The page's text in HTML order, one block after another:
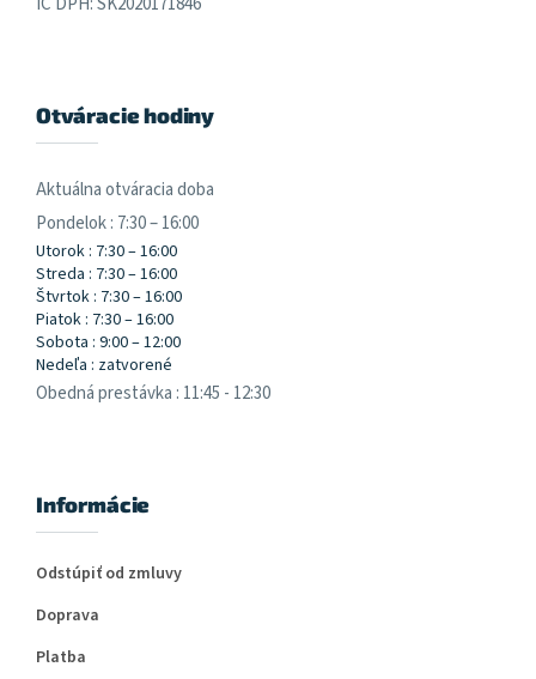
Otváracie hodiny
Aktuálna otváracia doba
Pondelok : 7:30 – 16:00
Utorok : 7:30 – 16:00
Streda : 7:30 – 16:00
Štvrtok : 7:30 – 16:00
Piatok : 7:30 – 16:00
Sobota : 9:00 – 12:00
Nedeľa : zatvorené
Obedná prestávka : 11:45 - 12:30
Informácie
Odstúpiť od zmluvy
Doprava
Platba